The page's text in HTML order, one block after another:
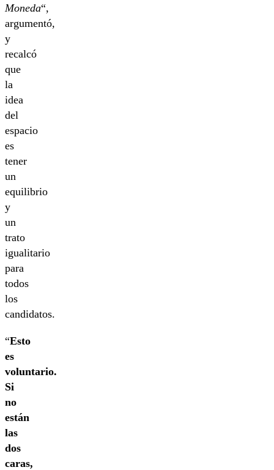
Moneda“,
argumentó,
y
recalcó
que
la
idea
del
espacio
es
tener
un
equilibrio
y
un
trato
igualitario
para
todos
los
candidatos.
“Esto
es
voluntario.
Si
no
están
las
dos
caras,